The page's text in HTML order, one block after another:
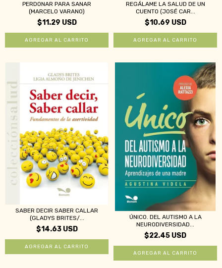
PERDONAR PARA SANAR
(MARCELO VARANO)
$11.29 USD
REGÁLAME LA SALUD DE UN
CUENTO (JOSÉ CAR...
$10.69 USD
SABER DECIR SABER CALLAR
(GLADYS BRITES/...
$14.63 USD
ÚNICO. DEL AUTISMO A LA
NEURODIVERSIDAD...
$22.45 USD